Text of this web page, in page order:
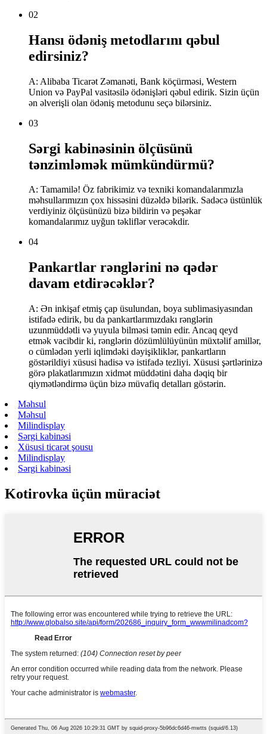
02
Hansı ödəniş metodlarını qəbul
edirsiniz?
A: Alibaba Ticarət Zəmanəti, Bank köçürməsi, Western
Union və PayPal vasitəsilə ödənişləri qəbul edirik. Sizin üçün
ən əlverişli olan ödəniş metodunu seçə bilərsiniz.
03
Sərgi kabinəsinin ölçüsünü
tənzimləmək mümkündürmü?
A: Tamamilə! Öz fabrikimiz və texniki komandalarımızla
məhsullarımızın çox hissəsini düzəldə bilərik. Sadəcə üstünlük
verdiyiniz ölçüsünüzü bizə bildirin və peşəkar
komandalarımız uyğun təkliflər verəcəkdir.
04
Pankartlar rənglərini nə qədər
davam etdirəcəklər?
A: Ən inkişaf etmiş çap üsulundan, boya sublimasiyasından
istifadə edirik, bu da pankartlarımızdakı rənglərin
uzunmüddətli və yuyula bilməsi təmin edir. Ancaq qeyd
etmək vacibdir ki, rənglərin dözümlülüyünün müxtəlif amillər,
o cümlədən yerli iqlimdəki dəyişikliklər, pankartların
göstərildiyi xüsusi hadisə və istifadə tezliyi. Xüsusi şərtlərinizə
görə plakatlarımızın xidmət müddətini daha dəqiq bir
qiymətləndirmə üçün bizə müvafiq detalları göstərin.
Məhsul
Məhsul
Milindisplay
Sərgi kabinəsi
Xüsusi ticarət şousu
Milindisplay
Sərgi kabinəsi
Kotirovka üçün müraciət